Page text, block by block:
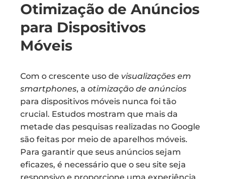
Otimização de Anúncios
para Dispositivos
Móveis
Com o crescente uso de visualizações em
smartphones, a otimização de anúncios
para dispositivos móveis nunca foi tão
crucial. Estudos mostram que mais da
metade das pesquisas realizadas no Google
são feitas por meio de aparelhos móveis.
Para garantir que seus anúncios sejam
eficazes, é necessário que o seu site seja